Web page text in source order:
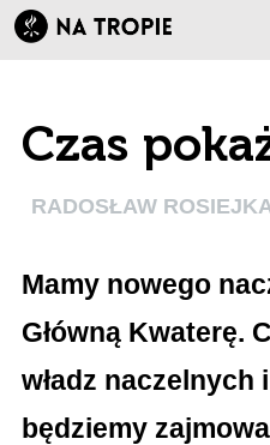
Czas
RADOSŁAW
Mamy nowego
Główną Kwaterę.
władz naczelnych
będziemy